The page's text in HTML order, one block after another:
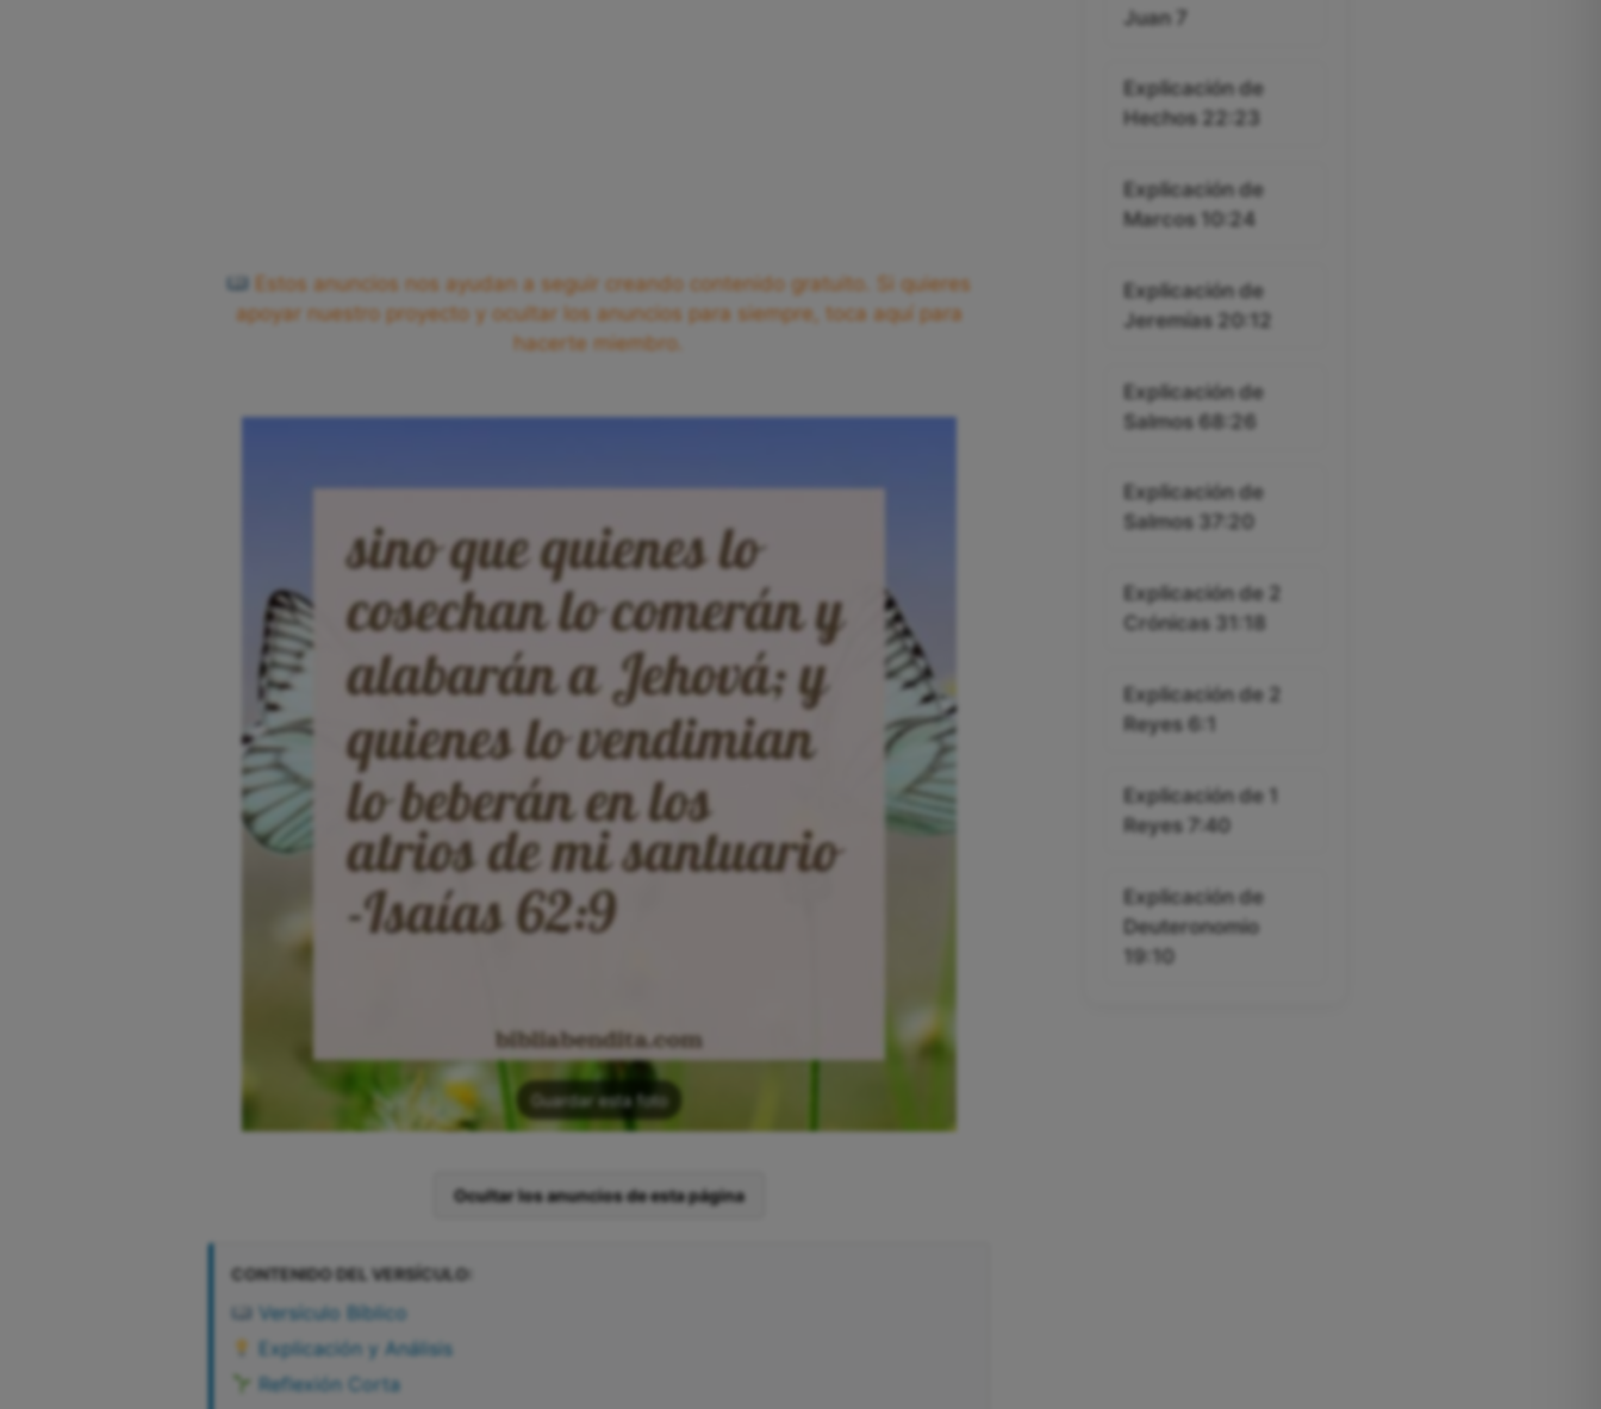
Estos anuncios nos ayudan a seguir creando contenido gratuito. Si quieres
apoyar nuestro proyecto y ocultar los anuncios para siempre, toca aquí para
hacerte miembro.
Guardar esta foto
Ocultar los anuncios de esta página
CONTENIDO DEL VERSÍCULO:
Versículo Bíblico
Explicación y Análisis
Reflexión Corta
Juan 7
Explicación de
Hechos 22:23
Explicación de
Marcos 10:24
Explicación de
Jeremías 20:12
Explicación de
Salmos 68:26
Explicación de
Salmos 37:20
Explicación de 2
Crónicas 31:18
Explicación de 2
Reyes 6:1
Explicación de 1
Reyes 7:40
Explicación de
Deuteronomio
19:10